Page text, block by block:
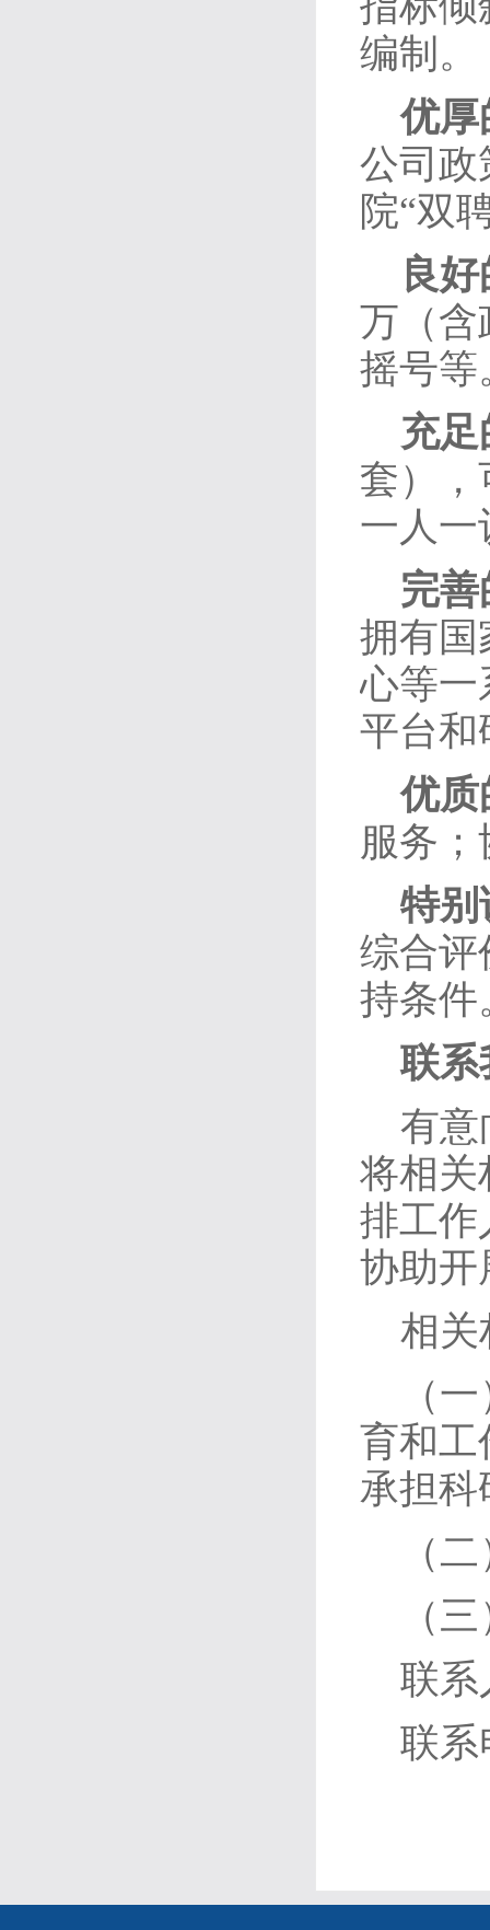
编制。
优厚
公司政
院“双
良
万（含
摇号等
充
套），
一人一
完
拥有国
心等一
平台和
优质
服务
特别
综合评
持条件
联系
有意
将相关
排工作
协助开
相关
（
育和工
承担科
（
（
联系
联系